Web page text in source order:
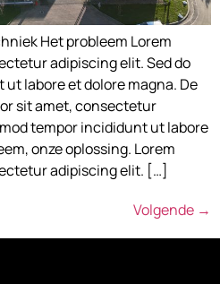
Het probleem Lorem
adipiscing elit. Sed do
labore et dolore magna. De
sit amet, consectetur
tempor incididunt ut labore
onze oplossing. Lorem
adipiscing elit. […]
Volgende →